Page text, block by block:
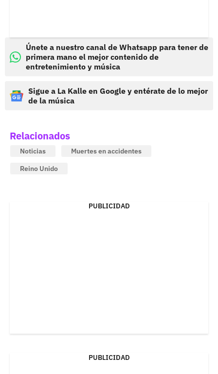
Únete a nuestro canal de Whatsapp para tener de
primera mano el mejor contenido de
entretenimiento y música
Sigue a La Kalle en Google y entérate de lo mejor
de la música
Relacionados
Noticias
Muertes en accidentes
Reino Unido
PUBLICIDAD
PUBLICIDAD